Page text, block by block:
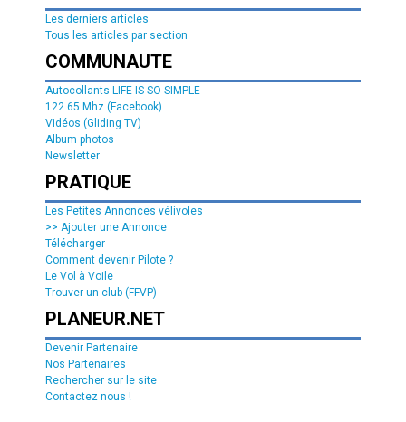
Les derniers articles
Tous les articles par section
COMMUNAUTE
Autocollants LIFE IS SO SIMPLE
122.65 Mhz (Facebook)
Vidéos (Gliding TV)
Album photos
Newsletter
PRATIQUE
Les Petites Annonces vélivoles
>> Ajouter une Annonce
Télécharger
Comment devenir Pilote ?
Le Vol à Voile
Trouver un club (FFVP)
PLANEUR.NET
Devenir Partenaire
Nos Partenaires
Rechercher sur le site
Contactez nous !